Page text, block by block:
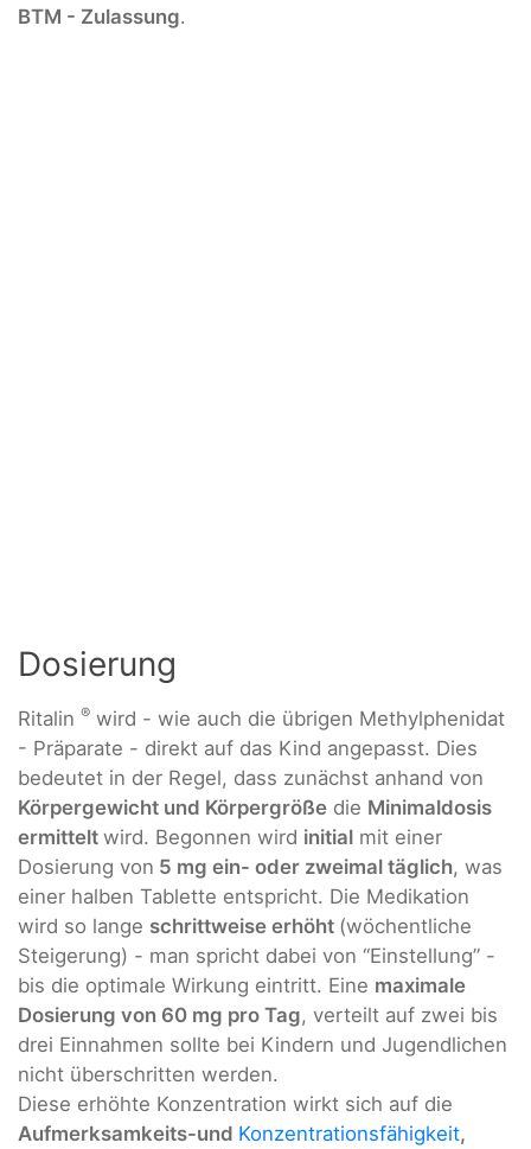
BTM - Zulassung.
Dosierung
Ritalin ® wird - wie auch die übrigen Methylphenidat
- Präparate - direkt auf das Kind angepasst. Dies
bedeutet in der Regel, dass zunächst anhand von
Körpergewicht und Körpergröße die Minimaldosis
ermittelt wird. Begonnen wird initial mit einer
Dosierung von 5 mg ein- oder zweimal täglich, was
einer halben Tablette entspricht. Die Medikation
wird so lange schrittweise erhöht (wöchentliche
Steigerung) - man spricht dabei von “Einstellung” -
bis die optimale Wirkung eintritt. Eine maximale
Dosierung von 60 mg pro Tag, verteilt auf zwei bis
drei Einnahmen sollte bei Kindern und Jugendlichen
nicht überschritten werden.
Diese erhöhte Konzentration wirkt sich auf die
Aufmerksamkeits-und Konzentrationsfähigkeit,